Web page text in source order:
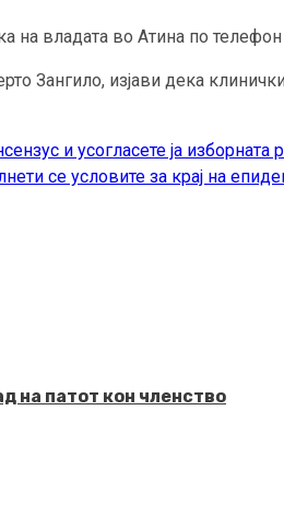
владата во Атина по телефон
Зангило, изјави дека
и усогласете ја
се условите за крај на
на патот кон членство